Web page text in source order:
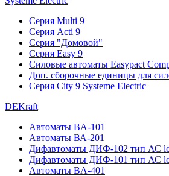
Серия Multi 9
Серия Acti 9
Серия "Домовой"
Серия Easy 9
Силовые автоматы Easypact
Доп. сборочные единицы для
Серия City 9 Systeme Electric
DEKraft
Автоматы BA-101
Автоматы ВА-201
Дифавтоматы ДИФ-102 тип АС
Дифавтоматы ДИФ-101 тип АС
Автоматы BA-401